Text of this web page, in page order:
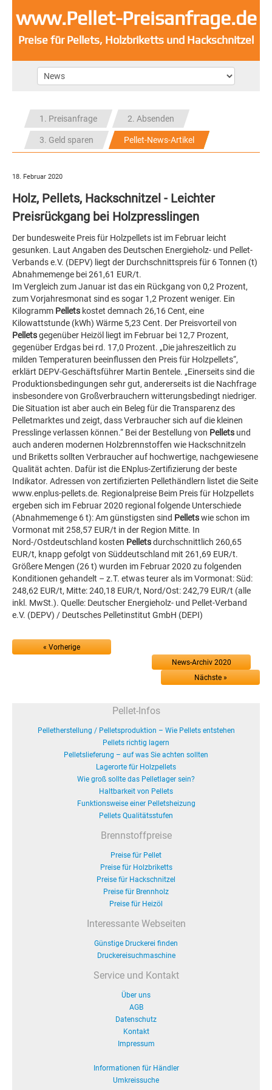
www.Pellet-Preisanfrage.de
Preise für Pellets, Holzbriketts und Hackschnitzel
1. Preisanfrage 2. Absenden
3. Geld sparen Pellet-News-Artikel
18. Februar 2020
Holz, Pellets, Hackschnitzel - Leichter
Preisrückgang bei Holzpresslingen
Der bundesweite Preis für Holzpellets ist im Februar leicht
gesunken. Laut Angaben des Deutschen Energieholz- und Pellet-
Verbands e.V. (DEPV) liegt der Durchschnittspreis für 6 Tonnen (t)
Abnahmemenge bei 261,61 EUR/t.
Im Vergleich zum Januar ist das ein Rückgang von 0,2 Prozent,
zum Vorjahresmonat sind es sogar 1,2 Prozent weniger. Ein
Kilogramm Pellets kostet demnach 26,16 Cent, eine
Kilowattstunde (kWh) Wärme 5,23 Cent. Der Preisvorteil von
Pelletsgegenüber Heizöl liegt im Februar bei 12,7 Prozent,
gegenüber Erdgas bei rd. 17,0 Prozent. „Die jahreszeitlich zu
milden Temperaturen beeinflussen den Preis für Holzpellets“,
erklärt DEPV-Geschäftsführer Martin Bentele. „Einerseits sind die
Produktionsbedingungen sehr gut, andererseits ist die Nachfrage
insbesondere von Großverbrauchern witterungsbedingt niedriger.
Die Situation ist aber auch ein Beleg für die Transparenz des
Pelletmarktes und zeigt, dass Verbraucher sich auf die kleinen
Presslinge verlassen können.“ Bei der Bestellung von Pellets und
auch anderen modernen Holzbrennstoffen wie Hackschnitzeln
und Briketts sollten Verbraucher auf hochwertige, nachgewiesene
Qualität achten. Dafür ist die ENplus-Zertifizierung der beste
Indikator. Adressen von zertifizierten Pellethändlern listet die Seite
www.enplus-pellets.de. Regionalpreise Beim Preis für Holzpellets
ergeben sich im Februar 2020 regional folgende Unterschiede
(Abnahmemenge 6 t): Am günstigsten sind Pelletswie schon im
Vormonat mit 258,57 EUR/t in der Region Mitte. In
Nord-/Ostdeutschland kosten Pelletsdurchschnittlich 260,65
EUR/t, knapp gefolgt von Süddeutschland mit 261,69 EUR/t.
Größere Mengen (26 t) wurden im Februar 2020 zu folgenden
Konditionen gehandelt – z.T. etwas teurer als im Vormonat: Süd:
248,62 EUR/t, Mitte: 240,18 EUR/t, Nord/Ost: 242,79 EUR/t (alle
inkl. MwSt.). Quelle: Deutscher Energieholz- und Pellet-Verband
e.V. (DEPV) / Deutsches Pelletinstitut GmbH (DEPI)
« Vorherige
News-Archiv 2020
Nächste »
Pellet-Infos
Pelletherstellung / Pelletsproduktion – Wie Pellets entstehen
Pellets richtig lagern
Pelletslieferung – auf was Sie achten sollten
Lagerorte für Holzpellets
Wie groß sollte das Pelletlager sein?
Haltbarkeit von Pellets
Funktionsweise einer Pelletsheizung
Pellets Qualitätsstufen
Brennstoffpreise
Preise für Pellet
Preise für Holzbriketts
Preise für Hackschnitzel
Preise für Brennholz
Preise für Heizöl
Interessante Webseiten
Günstige Druckerei finden
Druckereisuchmaschine
Service und Kontakt
Über uns
AGB
Datenschutz
Kontakt
Impressum
Informationen für Händler
Umkreissuche